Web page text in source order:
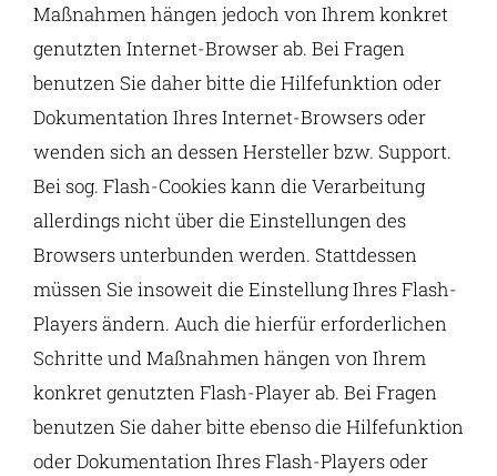
Maßnahmen hängen jedoch von Ihrem konkret
genutzten Internet-Browser ab. Bei Fragen
benutzen Sie daher bitte die Hilfefunktion oder
Dokumentation Ihres Internet-Browsers oder
wenden sich an dessen Hersteller bzw. Support.
Bei sog. Flash-Cookies kann die Verarbeitung
allerdings nicht über die Einstellungen des
Browsers unterbunden werden. Stattdessen
müssen Sie insoweit die Einstellung Ihres Flash-
Players ändern. Auch die hierfür erforderlichen
Schritte und Maßnahmen hängen von Ihrem
konkret genutzten Flash-Player ab. Bei Fragen
benutzen Sie daher bitte ebenso die Hilfefunktion
oder Dokumentation Ihres Flash-Players oder